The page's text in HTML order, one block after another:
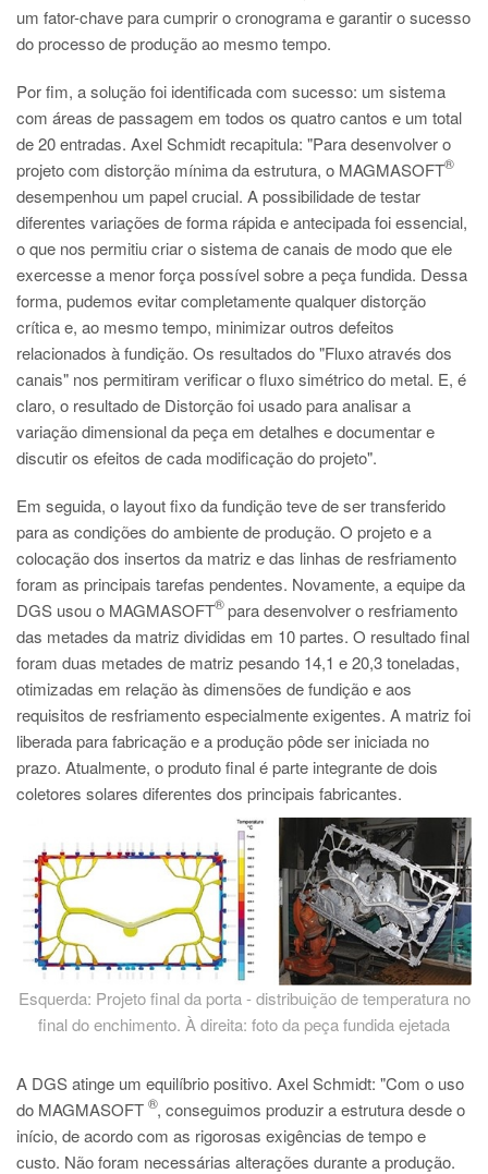
um fator-chave para cumprir o cronograma e garantir o sucesso
do processo de produção ao mesmo tempo.
Por fim, a solução foi identificada com sucesso: um sistema
com áreas de passagem em todos os quatro cantos e um total
de 20 entradas. Axel Schmidt recapitula: "Para desenvolver o
projeto com distorção mínima da estrutura, o MAGMASOFT
®
desempenhou um papel crucial. A possibilidade de testar
diferentes variações de forma rápida e antecipada foi essencial,
o que nos permitiu criar o sistema de canais de modo que ele
exercesse a menor força possível sobre a peça fundida. Dessa
forma, pudemos evitar completamente qualquer distorção
crítica e, ao mesmo tempo, minimizar outros defeitos
relacionados à fundição. Os resultados do "Fluxo através dos
canais" nos permitiram verificar o fluxo simétrico do metal. E, é
claro, o resultado de Distorção foi usado para analisar a
variação dimensional da peça em detalhes e documentar e
discutir os efeitos de cada modificação do projeto".
Em seguida, o layout fixo da fundição teve de ser transferido
para as condições do ambiente de produção. O projeto e a
colocação dos insertos da matriz e das linhas de resfriamento
foram as principais tarefas pendentes. Novamente, a equipe da
DGS usou o MAGMASOFT
®para desenvolver o resfriamento
das metades da matriz divididas em 10 partes. O resultado final
foram duas metades de matriz pesando 14,1 e 20,3 toneladas,
otimizadas em relação às dimensões de fundição e aos
requisitos de resfriamento especialmente exigentes. A matriz foi
liberada para fabricação e a produção pôde ser iniciada no
prazo. Atualmente, o produto final é parte integrante de dois
coletores solares diferentes dos principais fabricantes.
Esquerda: Projeto final da porta - distribuição de temperatura no
final do enchimento. À direita: foto da peça fundida ejetada
A DGS atinge um equilíbrio positivo. Axel Schmidt: "Com o uso
do MAGMASOFT
®, conseguimos produzir a estrutura desde o
início, de acordo com as rigorosas exigências de tempo e
custo. Não foram necessárias alterações durante a produção.